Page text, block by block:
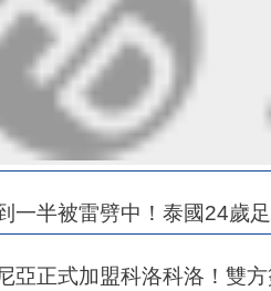
一半被雷劈中！泰國24歲
亞正式加盟科洛科洛！雙